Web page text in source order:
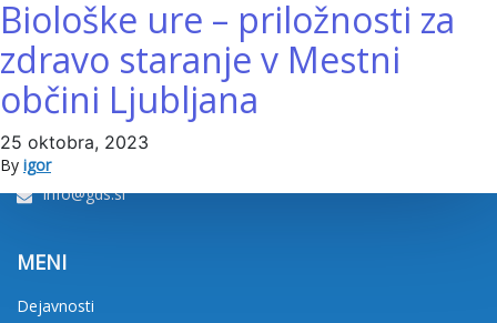
100%
Biološke ure – priložnosti za
zdravo staranje v Mestni
občini Ljubljana
25 oktobra, 2023
By igor
KONTAKT
Trg prekomorskih brigad 1, 1000 Ljubljana
064 279 221
info@gds.si
MENI
Dejavnosti